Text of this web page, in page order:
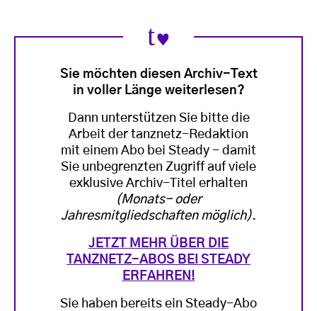
Sie möchten diesen Archiv-Text
in voller Länge weiterlesen?
Dann unterstützen Sie bitte die
Arbeit der tanznetz-Redaktion
mit einem Abo bei Steady - damit
Sie unbegrenzten Zugriff auf viele
exklusive Archiv-Titel erhalten
(Monats- oder
Jahresmitgliedschaften möglich).
JETZT MEHR ÜBER DIE
TANZNETZ-ABOS BEI STEADY
ERFAHREN!
Sie haben bereits ein Steady-Abo